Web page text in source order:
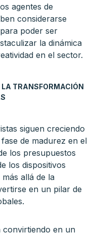
agentes de
considerarse
poder ser
la dinámica
en el sector.
LA TRANSFORMACIÓN
siguen creciendo
de madurez en el
los presupuestos
los dispositivos
allá de la
en un pilar de
convirtiendo en un